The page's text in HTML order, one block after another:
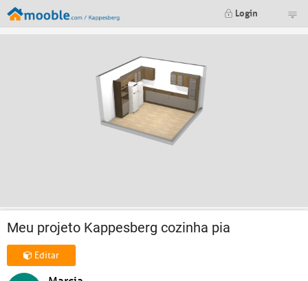
Login
Meu projeto Kappesberg cozinha pia
Editar